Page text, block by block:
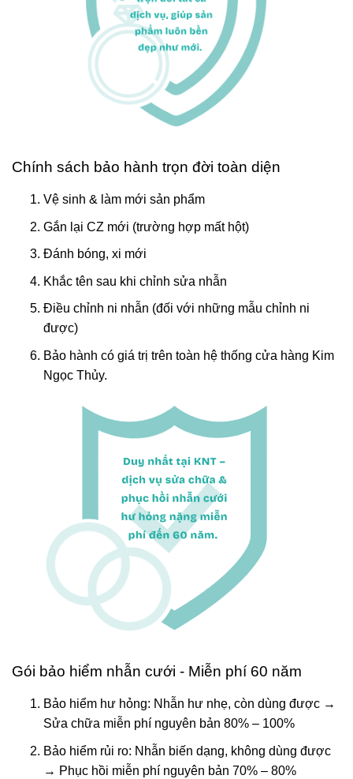
Chính sách bảo hành trọn đời toàn diện
Vệ sinh & làm mới sản phẩm
Gắn lại CZ mới (trường hợp mất hột)
Đánh bóng, xi mới
Khắc tên sau khi chỉnh sửa nhẫn
Điều chỉnh ni nhẫn (đối với những mẫu chỉnh ni
được)
Bảo hành có giá trị trên toàn hệ thống cửa hàng Kim
Ngọc Thủy.
Gói bảo hiểm nhẫn cưới - Miễn phí 60 năm
Bảo hiểm hư hỏng: Nhẫn hư nhẹ, còn dùng được →
Sửa chữa miễn phí nguyên bản 80% – 100%
Bảo hiểm rủi ro: Nhẫn biến dạng, không dùng được
→ Phục hồi miễn phí nguyên bản 70% – 80%